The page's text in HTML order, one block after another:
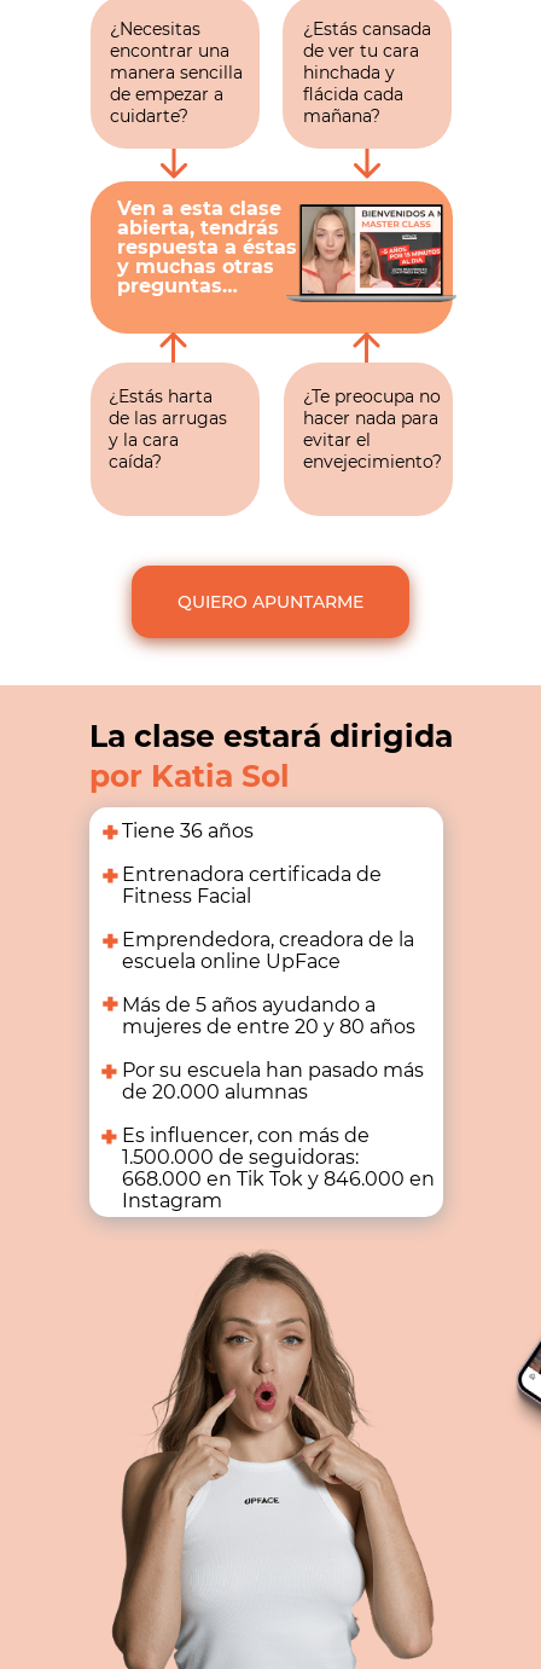
Ven a esta clase
abierta, tendrás
respuesta a éstas
y muchas otras
preguntas…
¿Estás harta
de las arrugas
y la cara
caída?
¿Te preocupa no
hacer nada para
evitar el
envejecimiento?
¿Necesitas
encontrar una
manera sencilla
de empezar a
cuidarte?
¿Estás cansada
de ver tu cara
hinchada y
flácida cada
mañana?
QUIERO APUNTARME
La clase estará dirigida
por Katia Sol
Tiene 36 años
Entrenadora certificada de
Fitness Facial
Emprendedora, creadora de la
escuela online UpFace
Más de 5 años ayudando a
mujeres de entre 20 y 80 años
Por su escuela han pasado más
de 20.000 alumnas
Es influencer, con más de
1.500.000 de seguidoras:
668.000 en Tik Tok y 846.000 en
Instagram